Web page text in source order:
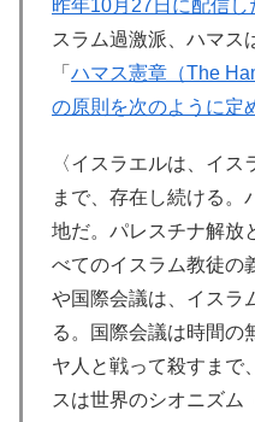
昨年10月27日に配信し
スラム過激派、ハマス
「 ハマス憲章（The
の原則を次のように定
〈イスラエルは、イ
まで、存在し続ける。
地だ。パレスチナ解放
べてのイスラム教徒の
や国際会議は、イスラ
る。国際会議は時間の
ヤ人と戦って殺すまで
スは世界のシオニズム